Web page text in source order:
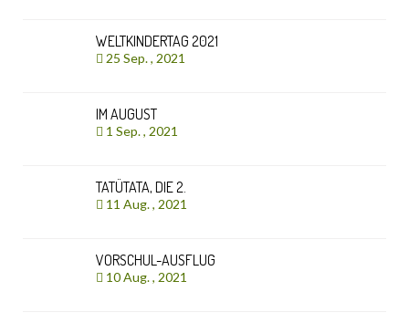
WELTKINDERTAG 2021
25 Sep. , 2021
IM AUGUST
1 Sep. , 2021
TATÜTATA, DIE 2.
11 Aug. , 2021
VORSCHUL-AUSFLUG
10 Aug. , 2021